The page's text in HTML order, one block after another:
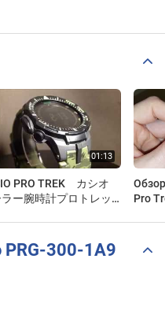
PRO TREK カシオ
ラー腕時計プロトレッ
Pro
PRG-300-1A9